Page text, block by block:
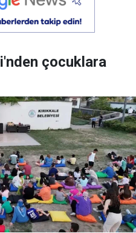
çocuklara